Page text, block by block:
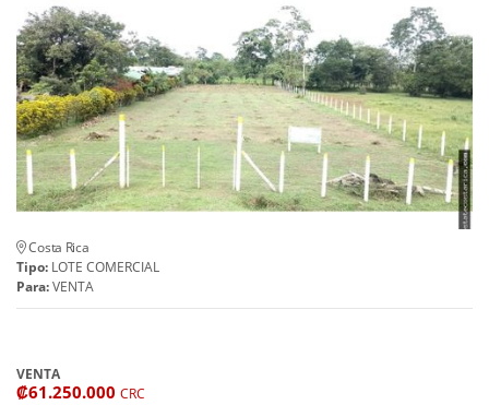
Costa Rica
Tipo: LOTE COMERCIAL
Para:VENTA
VENTA
₡61.250.000 CRC